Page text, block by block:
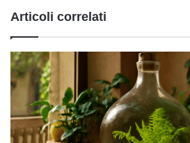
Articoli correlati